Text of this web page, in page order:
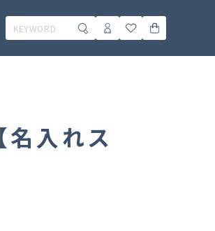
名入れス